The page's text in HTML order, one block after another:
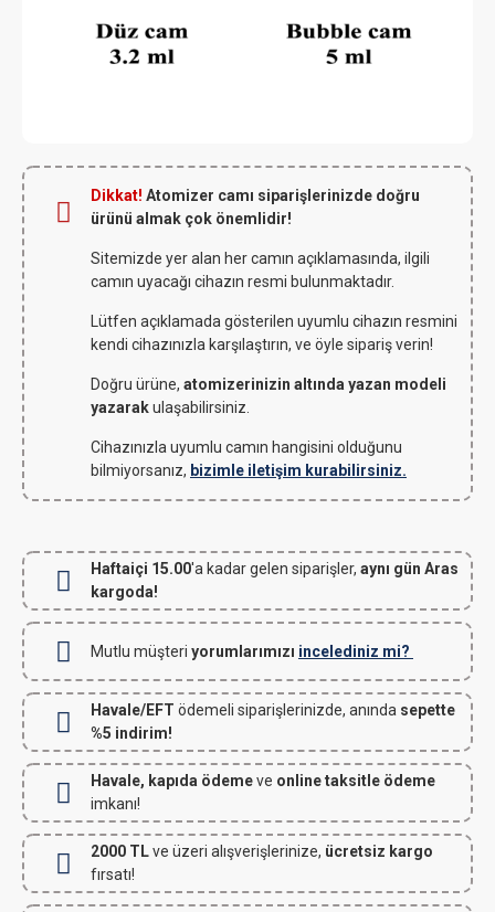
Dikkat! Atomizer camı siparişlerinizde doğru
ürünü almak çok önemlidir!
Sitemizde yer alan her camın açıklamasında, ilgili
camın uyacağı cihazın resmi bulunmaktadır.
Lütfen açıklamada gösterilen uyumlu cihazın resmini
kendi cihazınızla karşılaştırın, ve öyle sipariş verin!
Doğru ürüne, atomizerinizin altında yazan modeli
yazarakulaşabilirsiniz.
Cihazınızla uyumlu camın hangisini olduğunu
bilmiyorsanız, bizimle iletişim kurabilirsiniz.
Haftaiçi 15.00'a kadar gelen siparişler, aynı gün Aras
kargoda!
Mutlu müşteri yorumlarımızı incelediniz mi?
Havale/EFT ödemeli siparişlerinizde, anında sepette
%5 indirim!
Havale, kapıda ödemeve online taksitle ödeme
imkanı!
2000 TLve üzeri alışverişlerinize, ücretsiz kargo
fırsatı!